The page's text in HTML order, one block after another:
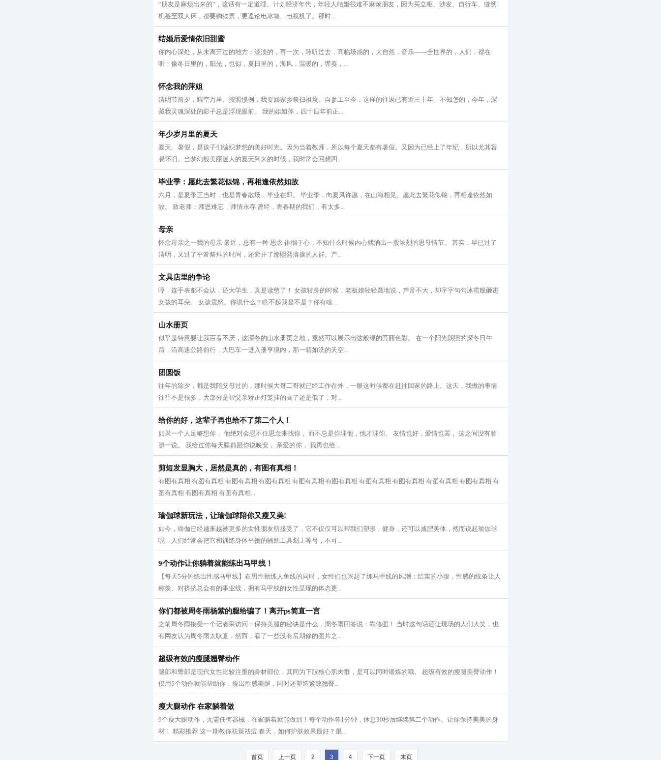
“朋友是麻烦出来的”，这话有一定道理。计划经济年代，年轻人结婚很难不麻烦朋友，因为买立柜、沙发、自行车、缝纫
机甚至双人床，都要购物票，更遑论电冰箱、电视机了。那时...
结婚后爱情依旧甜蜜
你内心深处，从未离开过的地方：淡淡的，再一次，聆听过去，高临场感的，大自然，音乐——全世界的，人们，都在
听；像冬日里的，阳光，也似，夏日里的，海风，温暖的，弹奏，...
怀念我的萍姐
清明节前夕，睛空万里。按照惯例，我要回家乡祭扫祖坟。自参工至今，这样的往返已有近三十年。不知怎的，今年，深
藏我灵魂深处的影子总是浮现眼前。 我的姐姐萍，四十四年前正...
年少岁月里的夏天
夏天、暑假，是孩子们编织梦想的美好时光。因为当着教师，所以每个夏天都有暑假。又因为已经上了年纪，所以尤其容
易怀旧。当梦幻般美丽迷人的夏天到来的时候，我时常会回想四...
毕业季：愿此去繁花似锦，再相逢依然如故
六月，是夏季正当时，也是青春散场，毕业在即。 毕业季，向夏风许愿，在山海相见。愿此去繁花似锦，再相逢依然如
故。 致老师：师恩难忘，师情永存 曾经，青春期的我们，有太多...
母亲
怀念母亲之一我的母亲 最近，总有一种 思念 徘徊于心，不知什么时候内心就涌出一股浓烈的思母情节。 其实，早已过了
清明，又过了平常祭拜的时间，还避开了那熙熙攘攘的人群。产...
文具店里的争论
哼，连手表都不会认，还大学生，真是读憨了！ 女孩转身的时候，老板娘轻轻蔑地说，声音不大，却字字句句冰雹般砸进
女孩的耳朵。 女孩震怒。你说什么？瞧不起我是不是？你有啥...
山水册页
似乎是特意要让我百看不厌，这深冬的山水册页之地，竟然可以展示出这般绿的亮丽色彩。 在一个阳光朗照的深冬日午
后，沿高速公路前行，大巴车一进入册亨境内，那一碧如洗的天空...
团圆饭
往年的除夕，都是我陪父母过的，那时候大哥二哥就已经工作在外，一般这时候都在赶往回家的路上。这天，我做的事情
往往不是很多，大部分是帮父亲矫正灯笼挂的高了还是低了，对...
给你的好，这辈子再也给不了第二个人！
如果一个人足够想你， 他绝对会忍不住思念来找你， 而不总是你理他，他才理你。 友情也好，爱情也罢， 这之间没有腼
腆一说。 我给过你每天睡前跟你说晚安， 亲爱的你， 我再也给...
剪短发显胸大，居然是真的，有图有真相！
有图有真相 有图有真相 有图有真相 有图有真相 有图有真相 有图有真相 有图有真相 有图有真相 有图有真相 有图有真相 有
图有真相 有图有真相 有图有真相...
瑜伽球新玩法，让瑜伽球陪你又瘦又美!
如今，瑜伽已经越来越被更多的女性朋友所接受了，它不仅仅可以帮我们塑形，健身，还可以减肥美体，然而说起瑜伽球
呢，人们经常会把它和训练身体平衡的辅助工具划上等号，不可...
9个动作让你躺着就能练出马甲线！
【每天5分钟练出性感马甲线】在男性勤练人鱼线的同时，女性们也兴起了练马甲线的风潮：结实的小腹，性感的线条让人
称羡。对挤挤总会有的事业线，拥有马甲线的女性呈现的体态更...
你们都被周冬雨杨紫的腿给骗了！离开ps简直一言
之前周冬雨接受一个记者采访问：保持美腿的秘诀是什么，周冬雨回答说：靠修图！ 当时这句话还让现场的人们大笑，也
有网友认为周冬雨太耿直，然而，看了一些没有后期修的图片之...
超级有效的瘦腿翘臀动作
腿部和臀部是现代女性比较注重的身材部位，其同为下肢核心肌肉群，是可以同时锻炼的哦。 超级有效的瘦腿美臀动作！
仅用5个动作就能帮助你，瘦出性感美腿，同时还塑造紧致翘臀...
瘦大腿动作 在家躺着做
9个瘦大腿动作，无需任何器械，在家躺着就能做到！每个动作各1分钟，休息30秒后继续第二个动作。让你保持美美的身
材！ 精彩推荐 这一期教你祛斑祛痘 春天，如何护肤效果最好？跟...
首页 上一页 2 3 4 下一页 末页